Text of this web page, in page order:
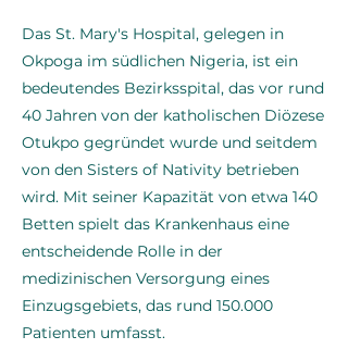
Das St. Mary's Hospital, gelegen in
Okpoga im südlichen Nigeria, ist ein
bedeutendes Bezirksspital, das vor rund
40 Jahren von der katholischen Diözese
Otukpo gegründet wurde und seitdem
von den Sisters of Nativity betrieben
wird. Mit seiner Kapazität von etwa 140
Betten spielt das Krankenhaus eine
entscheidende Rolle in der
medizinischen Versorgung eines
Einzugsgebiets, das rund 150.000
Patienten umfasst.